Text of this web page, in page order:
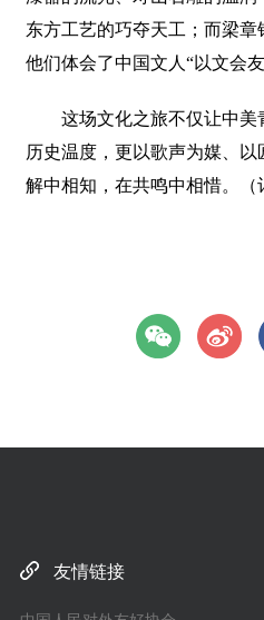
东方工艺的巧夺天工；而梁
他们体会了中国文人“以文会友
这场文化之旅不仅让中
历史温度，更以歌声为媒、
解中相知，在共鸣中相惜。（
友情链接